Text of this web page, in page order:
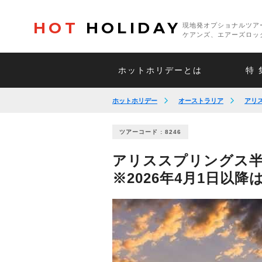
HOT HOLIDAY
現地発オプショナルツ
ケアンズ、エアーズロ
ホットホリデーとは 特
ホットホリデー オーストラリア アリ
ツアーコード : 8246
アリススプリングス
※2026年4月1日以降